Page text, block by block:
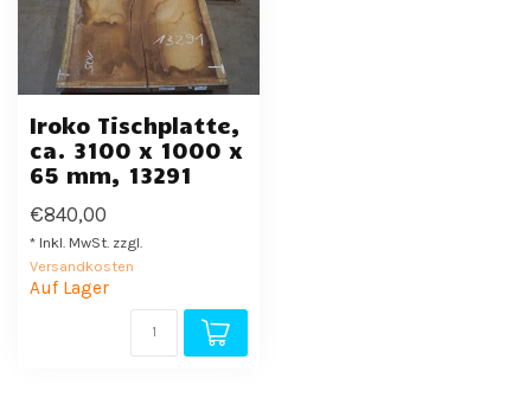
Iroko Tischplatte,
ca. 3100 x 1000 x
65 mm, 13291
€840,00
* Inkl. MwSt. zzgl.
Versandkosten
Auf Lager